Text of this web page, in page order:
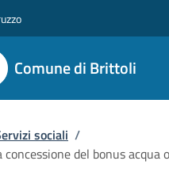
Comune di Brittoli
di pane
sociali /
concessione del bonus acqua